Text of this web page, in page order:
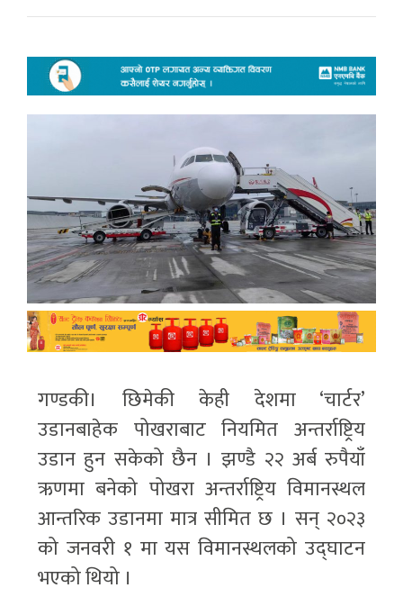
गण्डकी। छिमेकी केही देशमा ‘चार्टर’
उडानबाहेक पोखराबाट नियमित अन्तर्राष्ट्रिय
उडान हुन सकेको छैन । झण्डै २२ अर्ब रुपैयाँ
ऋणमा बनेको पोखरा अन्तर्राष्ट्रिय विमानस्थल
आन्तरिक उडानमा मात्र सीमित छ । सन् २०२३
को जनवरी १ मा यस विमानस्थलको उद्‌घाटन
भएको थियो ।